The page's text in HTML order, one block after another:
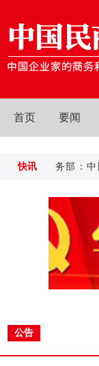
首页 要闻
快讯商务部：中国
公告